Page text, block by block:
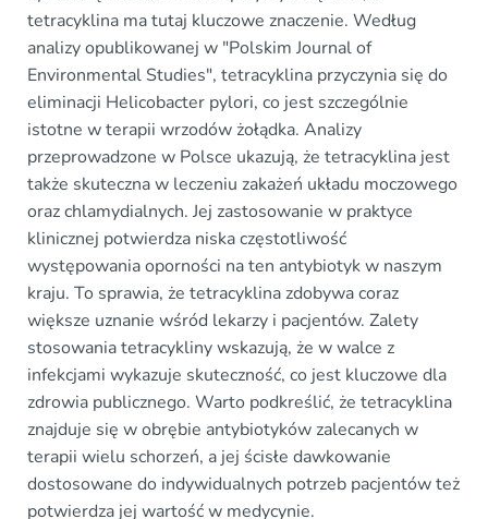
tetracyklina ma tutaj kluczowe znaczenie. Według
analizy opublikowanej w "Polskim Journal of
Environmental Studies", tetracyklina przyczynia się do
eliminacji Helicobacter pylori, co jest szczególnie
istotne w terapii wrzodów żołądka. Analizy
przeprowadzone w Polsce ukazują, że tetracyklina jest
także skuteczna w leczeniu zakażeń układu moczowego
oraz chlamydialnych. Jej zastosowanie w praktyce
klinicznej potwierdza niska częstotliwość
występowania oporności na ten antybiotyk w naszym
kraju. To sprawia, że tetracyklina zdobywa coraz
większe uznanie wśród lekarzy i pacjentów. Zalety
stosowania tetracykliny wskazują, że w walce z
infekcjami wykazuje skuteczność, co jest kluczowe dla
zdrowia publicznego. Warto podkreślić, że tetracyklina
znajduje się w obrębie antybiotyków zalecanych w
terapii wielu schorzeń, a jej ścisłe dawkowanie
dostosowane do indywidualnych potrzeb pacjentów też
potwierdza jej wartość w medycynie.